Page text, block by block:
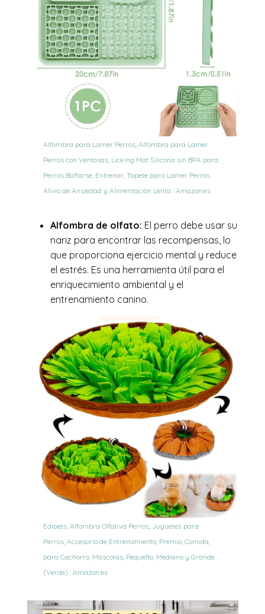
Alfombra para Lamer Perros, Alfombra para Lamer
Perros con Ventosas, Licking Mat Silicona sin BPA para
Perros Bañarse, Entrenar, Tapete para Lamer Perros
Alivio de Ansiedad y Alimentación Lenta : Amazon.es
Alfombra de olfato: El perro debe usar su
nariz para encontrar las recompensas, lo
que proporciona ejercicio mental y reduce
el estrés. Es una herramienta útil para el
enriquecimiento ambiental y el
entrenamiento canino.
Edipets, Alfombra Olfativa Perros, Juguetes para
Perros, Accesorio de Entrenamiento, Premio, Comida,
para Cachorro, Mascotas, Pequeño, Mediano y Grande
(Verde) : Amazon.es